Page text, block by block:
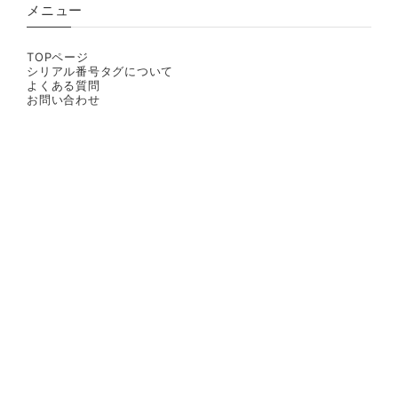
メニュー
TOPページ
シリアル番号タグについて
よくある質問
お問い合わせ